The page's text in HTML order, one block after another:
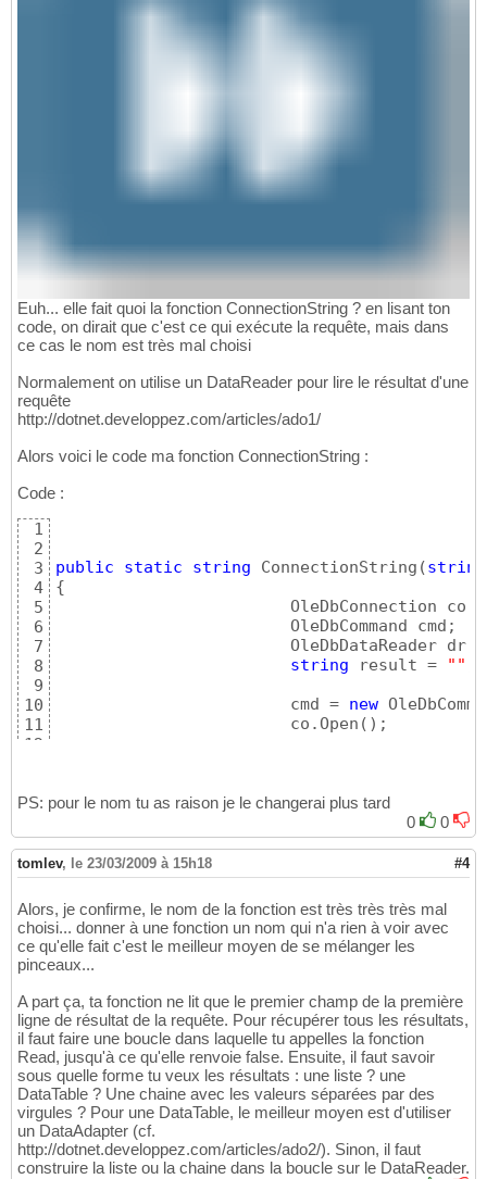
Euh... elle fait quoi la fonction ConnectionString ? en lisant ton
code, on dirait que c'est ce qui exécute la requête, mais dans
ce cas le nom est très mal choisi
Normalement on utilise un DataReader pour lire le résultat d'une
requête
http://dotnet.developpez.com/articles/ado1/
Alors voici le code ma fonction ConnectionString :
Code :
1
2
3
4
5
6
7
8
9
10
11
12
15
17
18
19
20
21
22
23
25
26
27
28
29
30
31
32
33
34
public static string ConnectionString (string
{
OleDbConnection co
string result = ""
			cmd =
new
			co.Open
( ) ;
			cmd.CommandTimeout = varSession.ConnectTimeoutSql;
dr =
if (dr.Read() !=
if
(
{
if
else
}
PS: pour le nom tu as raison je le changerai plus tard
0
0
tomlev, le 23/03/2009 à 15h18 #4
Alors, je confirme, le nom de la fonction est très très très mal
choisi... donner à une fonction un nom qui n'a rien à voir avec
ce qu'elle fait c'est le meilleur moyen de se mélanger les
pinceaux...
A part ça, ta fonction ne lit que le premier champ de la première
ligne de résultat de la requête. Pour récupérer tous les résultats,
il faut faire une boucle dans laquelle tu appelles la fonction
Read, jusqu'à ce qu'elle renvoie false. Ensuite, il faut savoir
sous quelle forme tu veux les résultats : une liste ? une
DataTable ? Une chaine avec les valeurs séparées par des
virgules ? Pour une DataTable, le meilleur moyen est d'utiliser
un DataAdapter (cf.
http://dotnet.developpez.com/articles/ado2/). Sinon, il faut
construire la liste ou la chaine dans la boucle sur le DataReader.